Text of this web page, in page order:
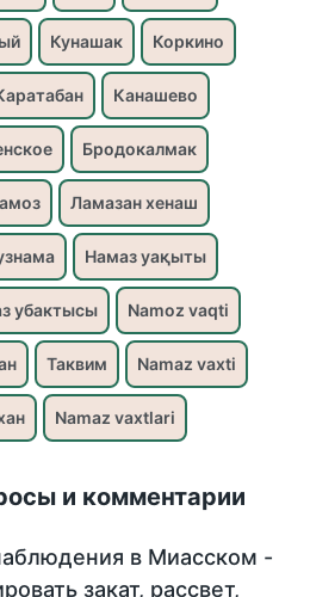
Кунашак Коркино
Канашево
Бродокалмак
Ламазан хенаш
Намаз уақыты
убактысы Namoz vaqti
Таквим Namaz vaxti
Namaz vaxtlari
и комментарии
в Миасском -
закат, рассвет,